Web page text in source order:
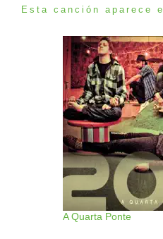
Esta canción aparece
A Quarta Ponte